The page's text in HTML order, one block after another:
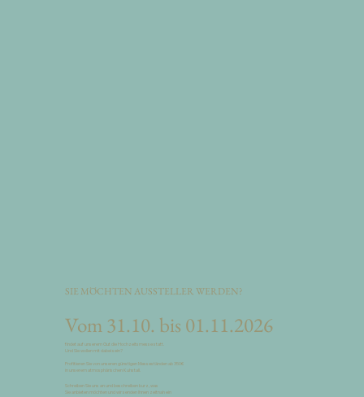
SIE MÖCHTEN AUSSTELLER WERDEN?
Vom 31.10. bis 01.11.2026
findet auf unserem Gut die Hochzeitsmesse statt.
Und Sie wollen mit dabei sein?
Profitieren Sie von unseren günstigen Messeständen ab 350€
in unserem atmosphärischen Kuhstall.
Schreiben Sie uns an und beschreiben kurz, was
Sie anbieten möchten und wir senden Ihnen zeitnah ein